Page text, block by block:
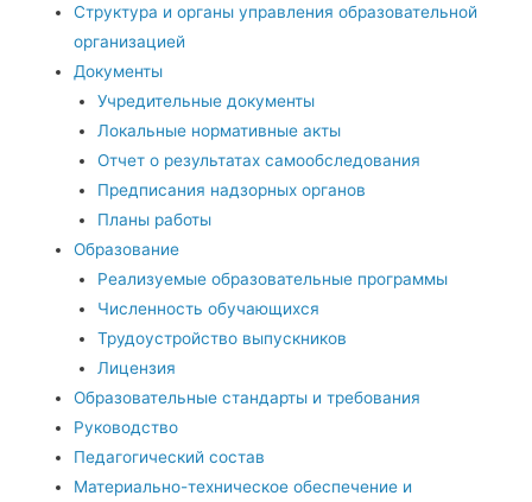
Структура и органы управления образовательной
организацией
Документы
Учредительные документы
Локальные нормативные акты
Отчет о результатах самообследования
Предписания надзорных органов
Планы работы
Образование
Реализуемые образовательные программы
Численность обучающихся
Трудоустройство выпускников
Лицензия
Образовательные стандарты и требования
Руководство
Педагогический состав
Материально-техническое обеспечение и